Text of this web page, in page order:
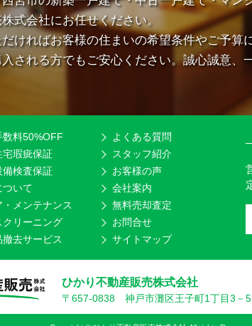
式会社にお任せください。
ければお客様の住まいの希望条件やご予
される方でもご安心ください。誠心誠意、
数料50%OFF
宅瑕疵保証
備検査保証
ついて
・メンテナンス
クリーニング
撤去サービス
よくある質問
スタッフ紹介
お客様の声
会社案内
無料売却査定
お問合せ
サイトマップ
ひかり不動産販売株式会社
〒657-0838 神戸市灘区王子町1丁目3－5